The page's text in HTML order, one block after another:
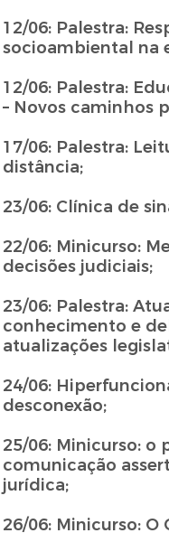
12/06: Palestra:
socioambiental na
12/06: Palestra:
– Novos caminhos
17/06: Palestra:
distância;
23/06: Clínica de
22/06: Minicurso:
decisões judiciais;
23/06: Palestra:
conhecimento e
atualizações
24/06:
desconexão;
25/06: Minicurso: o
comunicação
jurídica;
26/06: Minicurso: